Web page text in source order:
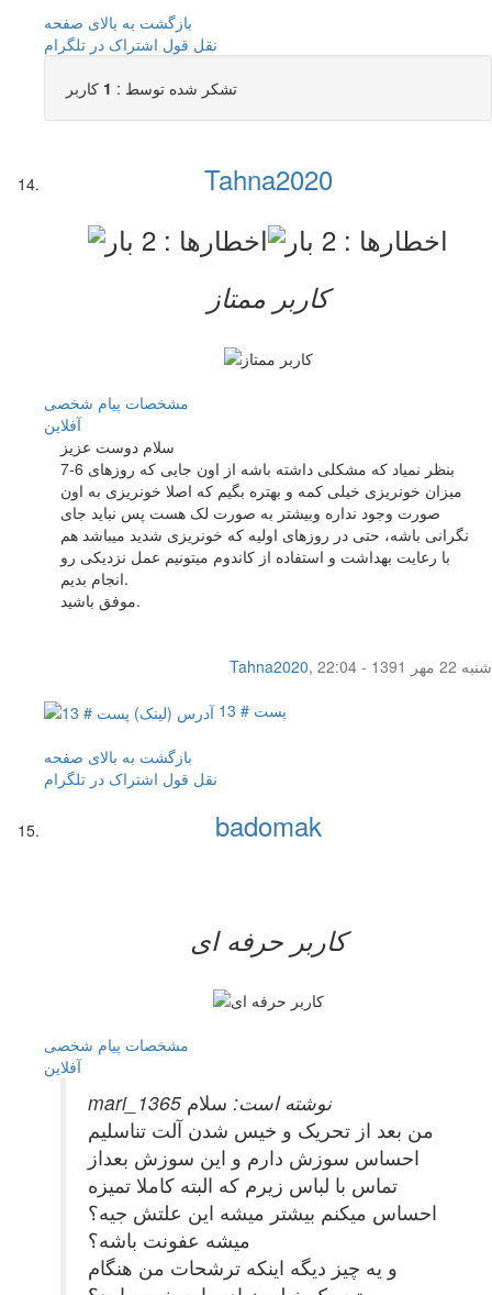
بازگشت به بالای صفحه
نقل قول اشتراک در تلگرام
تشکر شده توسط : 1 کاربر
Tahna2020
کاربر ممتاز
مشخصات پیام شخصی
آفلاين
سلام دوست عزیز
بنظر نمیاد که مشکلی داشته باشه از اون جایی که روزهای 6-7
میزان خونریزی خیلی کمه و بهتره بگیم که اصلا خونریزی به اون
صورت وجود نداره وبیشتر به صورت لک هست پس نباید جای
نگرانی باشه، حتی در روزهای اولیه که خونریزی شدید میباشد هم
با رعایت بهداشت و استفاده از کاندوم میتونیم عمل نزدیکی رو
انجام بدیم.
موفق باشید.
Tahna2020,
شنبه 22 مهر 1391 - 22:04
پست # 13
بازگشت به بالای صفحه
نقل قول اشتراک در تلگرام
badomak
کاربر حرفه ای
مشخصات پیام شخصی
آفلاين
mari_1365 نوشته است: سلام
من بعد از تحریک و خیس شدن آلت تناسلیم
احساس سوزش دارم و این سوزش بعداز
تماس با لباس زیرم که البته کاملا تمیزه
احساس میکنم بیشتر میشه این علتش جیه؟
میشه عفونت باشه؟
و یه چیز دیگه اینکه ترشحات من هنگام